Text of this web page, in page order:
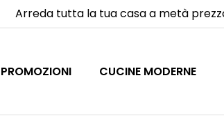
Arreda tutta la tua casa a metà
PROMOZIONI CUCINE MODERNE